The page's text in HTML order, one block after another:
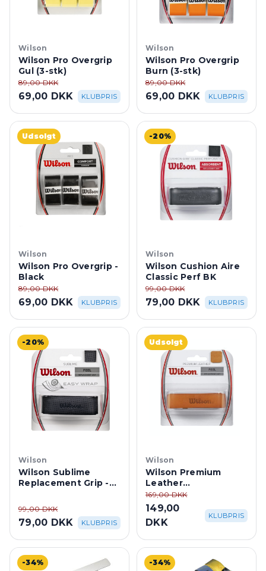
Wilson
Wilson Pro Overgrip
Gul (3-stk)
89,00 DKK
69,00 DKK KLUBPRIS
Wilson
Wilson Pro Overgrip
Burn (3-stk)
89,00 DKK
69,00 DKK KLUBPRIS
Udsolgt
Wilson
Wilson Pro Overgrip -
Black
89,00 DKK
69,00 DKK KLUBPRIS
-20%
Wilson
Wilson Cushion Aire
Classic Perf BK
99,00 DKK
79,00 DKK KLUBPRIS
-20%
Wilson
Wilson Sublime
Replacement Grip -
99,00 DKK
79,00 DKK KLUBPRIS
Udsolgt
Wilson
Wilson Premium
Leather
Replacement Grip -
Brown
169,00 DKK
149,00
DKK
KLUBPRIS
-34% -34%